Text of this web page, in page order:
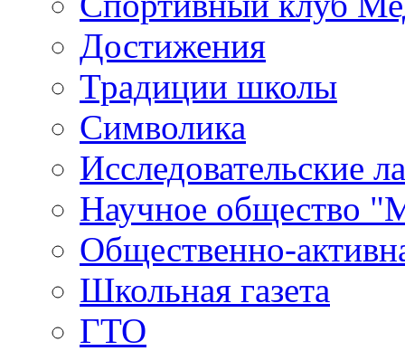
Достижения
Традиции школы
Символика
Исследовательские
Научное общество
Общественно-
Школьная газета
ГТО